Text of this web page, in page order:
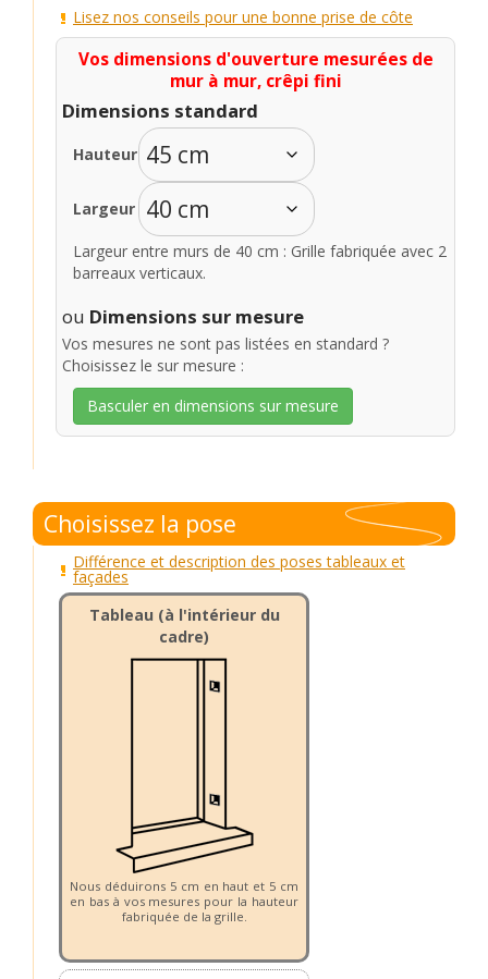
Lisez nos conseils pour une bonne prise de côte
Vos dimensions d'ouverture mesurées de
mur à mur, crêpi fini
Dimensions standard
Hauteur
Largeur
Largeur entre murs de 40 cm : Grille fabriquée avec 2
barreaux verticaux.
ou Dimensions sur mesure
Vos mesures ne sont pas listées en standard ?
Choisissez le sur mesure :
Basculer en dimensions sur mesure
Choisissez la pose
Différence et description des poses tableaux et
façades
Tableau (à l'intérieur du
cadre)
Nous déduirons 5 cm en haut et 5 cm
en bas à vos mesures pour la hauteur
fabriquée de la grille.